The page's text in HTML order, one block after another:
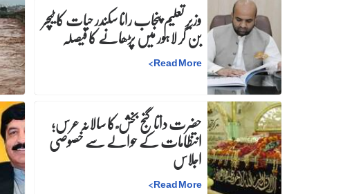
وزیرِ تعلیم پنجاب رانا سکندر حیات کا ٹیچر
بن کر لاہور میں پڑھانے کا فیصلہ
Read More
>
حضرت داتا گنج بخش ؒ کا سالانہ عرس;
انتظامات کے حوالے سے خصوصی
اجلاس
Read More
>